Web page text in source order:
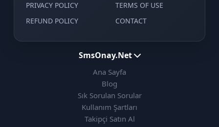
PRIVACY POLICY
TERMS OF USE
REFUND POLICY
CONTACT
SmsOnay.Net
Ana Sayfa
Blog
Sık Sorulan Sorular
Kullanım Şartları
Takipçi Satın Al